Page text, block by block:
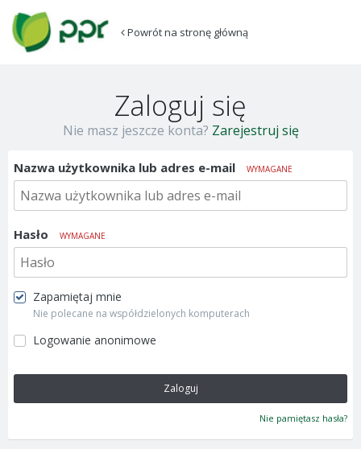
Powrót na stronę główną
Zaloguj się
Nie masz jeszcze konta? Zarejestruj się
Nazwa użytkownika lub adres e-mail WYMAGANE
Hasło WYMAGANE
Zapamiętaj mnie
Nie polecane na współdzielonych komputerach
Logowanie anonimowe
Zaloguj
Nie pamiętasz hasła?